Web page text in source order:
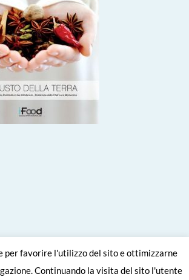
per favorire l'utilizzo del sito e ottimizzarne
Continuando la visita del sito l'utente